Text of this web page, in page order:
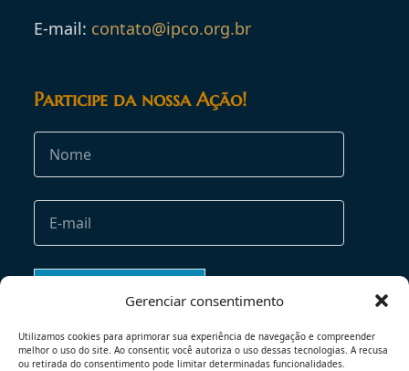
Gerenciar consentimento
Utilizamos cookies para aprimorar sua experiência de navegação e compreender
melhor o uso do site. Ao consentir, você autoriza o uso dessas tecnologias. A recusa
ou retirada do consentimento pode limitar determinadas funcionalidades.
E-mail: contato@ipco.org.br
Participe da nossa Ação!